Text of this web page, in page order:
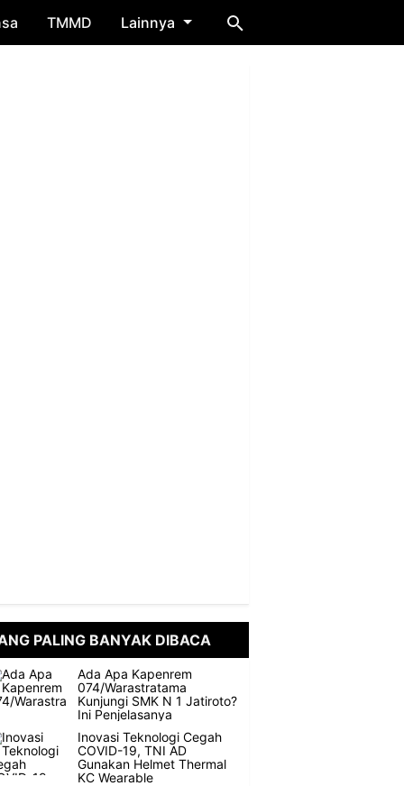
TMMD Lainnya
PALING BANYAK DIBACA
Ada Apa Kapenrem
074/Warastratama
Kunjungi SMK N 1 Jatiroto?
Ini Penjelasanya
Inovasi Teknologi Cegah
COVID-19, TNI AD
Gunakan Helmet Thermal
KC Wearable